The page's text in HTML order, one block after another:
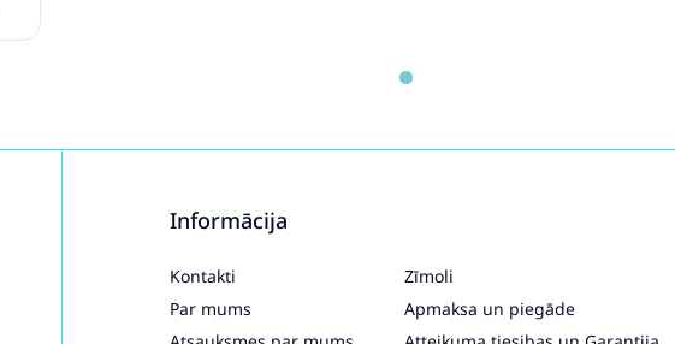
Informācija
Kontakti
Par mums
Zīmoli
Apmaksa un piegāde